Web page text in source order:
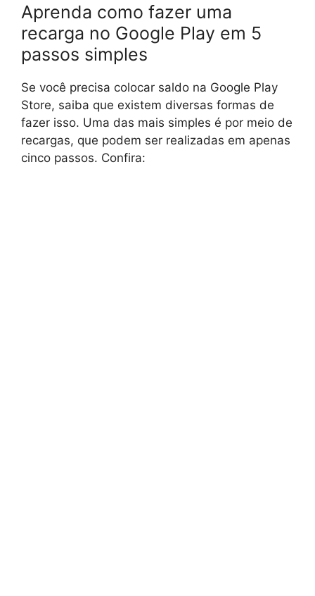
Aprenda como fazer uma
recarga no Google Play em 5
passos simples
Se você precisa colocar saldo na Google Play
Store, saiba que existem diversas formas de
fazer isso. Uma das mais simples é por meio de
recargas, que podem ser realizadas em apenas
cinco passos. Confira: